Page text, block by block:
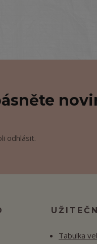
odhlásit.
Tabulka